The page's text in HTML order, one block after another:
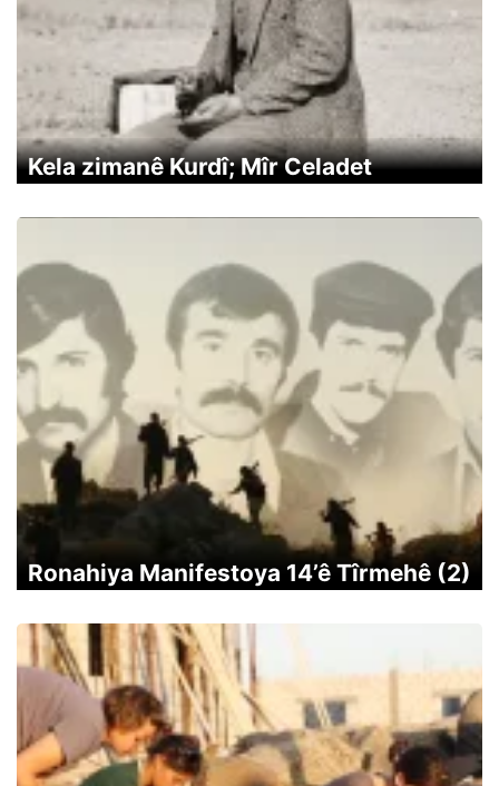
Kela zimanê Kurdî; Mîr Celadet
Ronahiya Manifestoya 14’ê Tîrmehê (2)